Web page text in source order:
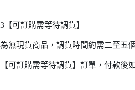
3【可訂購需等待調貨】
為無現貨商品，調貨時間約需二至五
【可訂購需等待調貨】訂單，付款後